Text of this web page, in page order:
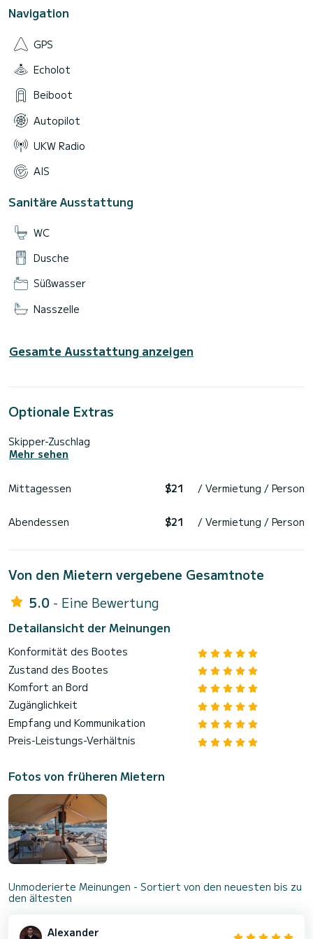
Navigation
GPS
Echolot
Beiboot
Autopilot
UKW Radio
AIS
Sanitäre Ausstattung
WC
Dusche
Süßwasser
Nasszelle
Gesamte Ausstattung anzeigen
Optionale Extras
Skipper-Zuschlag
Mehr sehen
Mittagessen $21 / Vermietung / Person
Abendessen $21 / Vermietung / Person
Von den Mietern vergebene Gesamtnote
5.0 - Eine Bewertung
Detailansicht der Meinungen
Konformität des Bootes
Zustand des Bootes
Komfort an Bord
Zugänglichkeit
Empfang und Kommunikation
Preis-Leistungs-Verhältnis
Fotos von früheren Mietern
Unmoderierte Meinungen - Sortiert von den neuesten bis zu
den ältesten
Alexander